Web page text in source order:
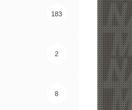
183
2
8